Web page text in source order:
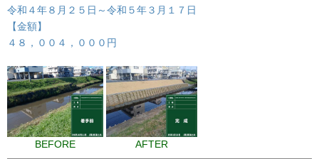
令和４年８月２５日～令和５年３月１７日
【金額】
４８，００４，０００円
BEFORE AFTER